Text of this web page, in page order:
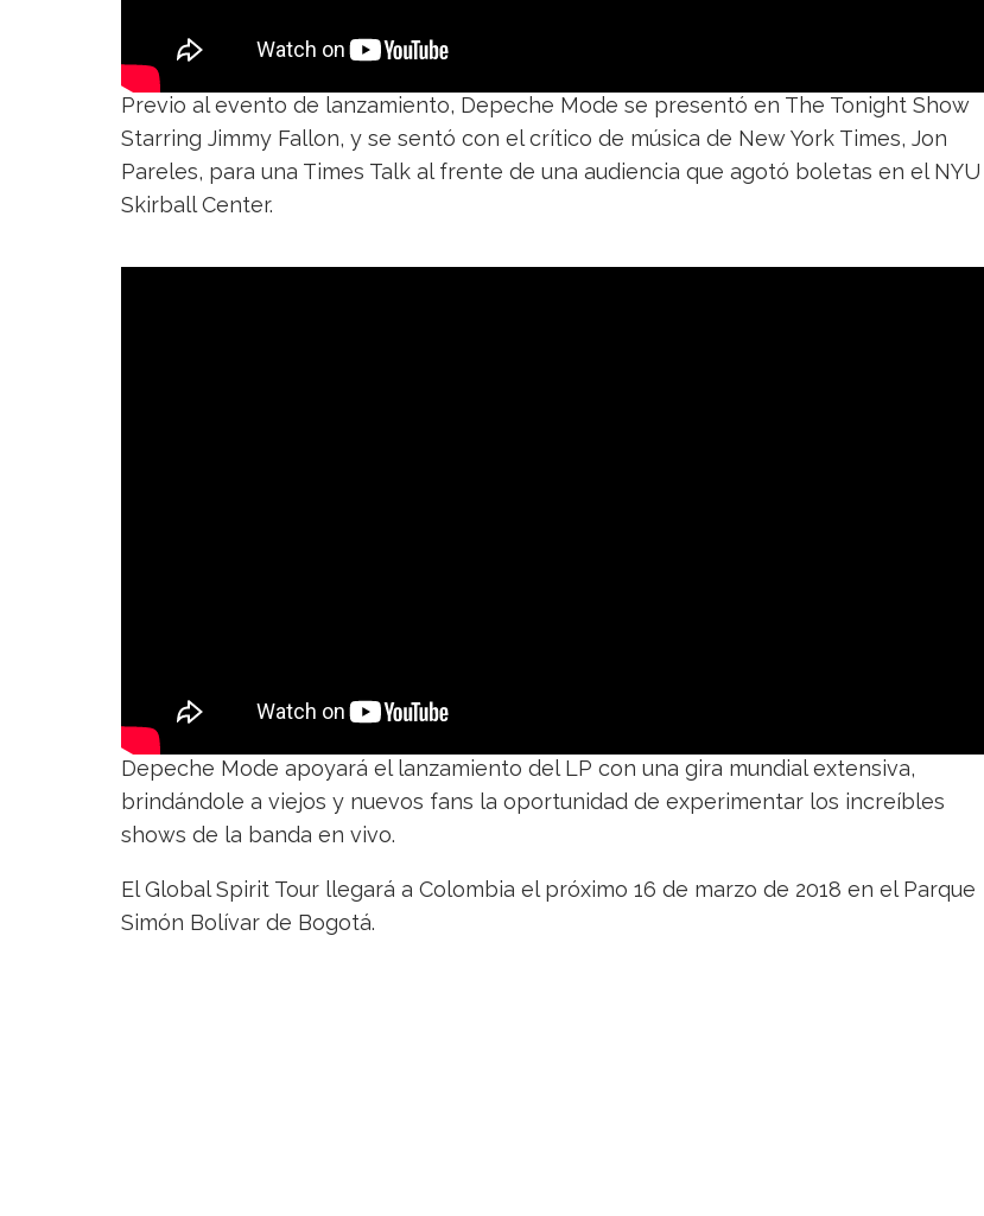
Previo al evento de lanzamiento, Depeche Mode se presentó en The Tonight Show
Starring Jimmy Fallon, y se sentó con el crítico de música de New York Times, Jon
Pareles, para una Times Talk al frente de una audiencia que agotó boletas en el NYU
Skirball Center.
Depeche Mode apoyará el lanzamiento del LP con una gira mundial extensiva,
brindándole a viejos y nuevos fans la oportunidad de experimentar los increíbles
shows de la banda en vivo.
El Global Spirit Tour llegará a Colombia el próximo 16 de marzo de 2018 en el Parque
Simón Bolívar de Bogotá.